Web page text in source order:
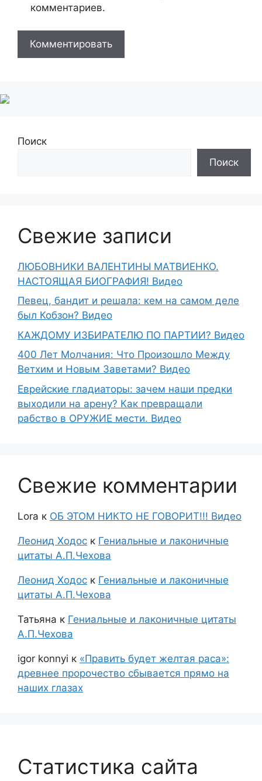
комментариев.
Поиск
Поиск
Свежие записи
ЛЮБОВНИКИ ВАЛЕНТИНЫ МАТВИЕНКО.
НАСТОЯЩАЯ БИОГРАФИЯ! Видео
Певец, бандит и решала: кем на самом деле
был Кобзон? Видео
КАЖДОМУ ИЗБИРАТЕЛЮ ПО ПАРТИИ? Видео
400 Лет Молчания: Что Произошло Между
Ветхим и Новым Заветами? Видео
Еврейские гладиаторы: зачем наши предки
выходили на арену? Как превращали
рабство в ОРУЖИЕ мести. Видео
Свежие комментарии
Lora к ОБ ЭТОМ НИКТО НЕ ГОВОРИТ!!! Видео
Леонид Ходос к Гениальные и лаконичные
цитаты А.П.Чехова
Леонид Ходос к Гениальные и лаконичные
цитаты А.П.Чехова
Татьяна к Гениальные и лаконичные цитаты
А.П.Чехова
igor konnyi к «Править будет желтая раса»:
древнее пророчество сбывается прямо на
наших глазах
Статистика сайта